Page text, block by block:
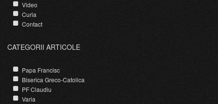
Video
Curia
Contact
CATEGORII ARTICOLE
Papa Francisc
Biserica Greco-Catolica
PF Claudiu
Varia